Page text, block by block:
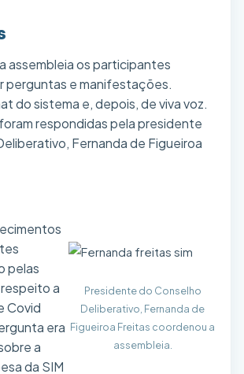
assembleia os participantes
perguntas e manifestações.
do sistema e, depois, de viva voz.
respondidas pela presidente
Fernanda de Figueiroa
Presidente do Conselho
Deliberativo, Fernanda de
Figueiroa Freitas coordenou a
assembleia.
pelas
a
Covid
era
a
da SIM